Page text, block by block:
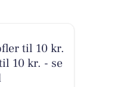
til 10 kr.
10 kr. - se